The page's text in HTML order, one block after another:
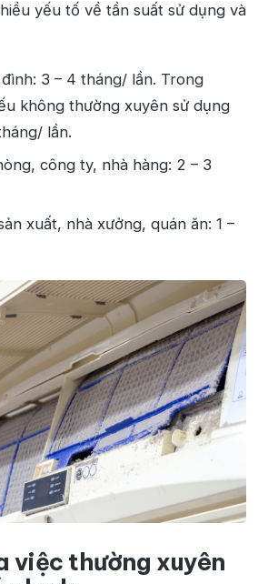
yếu tố về tần suất sử dụng và
3 – 4 tháng/ lần. Trong
không thường xuyên sử dụng
lần.
công ty, nhà hàng: 2 – 3
xuất, nhà xưởng, quán ăn: 1 –
việc thường xuyên